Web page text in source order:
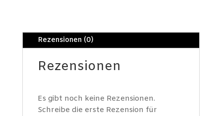
Rezensionen (0)
Rezensionen
Es gibt noch keine Rezensionen.
Schreibe die erste Rezension für